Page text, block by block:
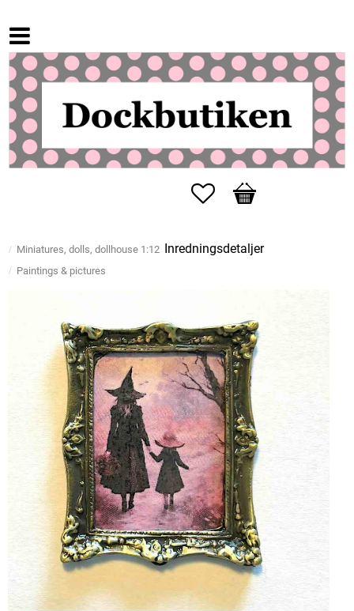
Favorites
Basket
Miniatures, dolls, dollhouse 1:12 Inredningsdetaljer
Paintings & pictures